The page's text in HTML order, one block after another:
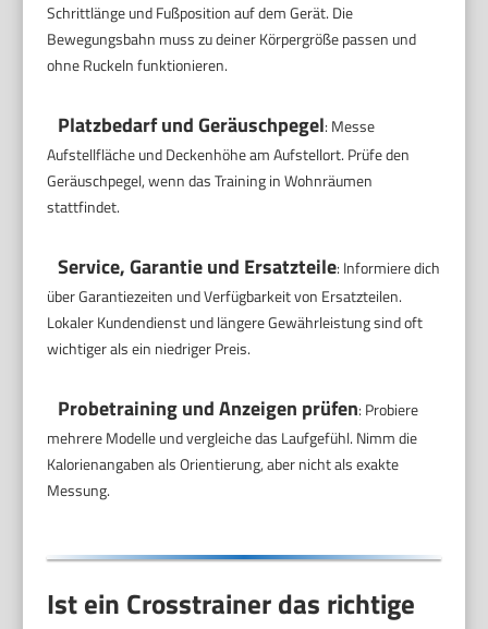
Schrittlänge und Fußposition auf dem Gerät. Die
Bewegungsbahn muss zu deiner Körpergröße passen und
ohne Ruckeln funktionieren.
Platzbedarf und Geräuschpegel: Messe
Aufstellfläche und Deckenhöhe am Aufstellort. Prüfe den
Geräuschpegel, wenn das Training in Wohnräumen
stattfindet.
Service, Garantie und Ersatzteile: Informiere dich
über Garantiezeiten und Verfügbarkeit von Ersatzteilen.
Lokaler Kundendienst und längere Gewährleistung sind oft
wichtiger als ein niedriger Preis.
Probetraining und Anzeigen prüfen: Probiere
mehrere Modelle und vergleiche das Laufgefühl. Nimm die
Kalorienangaben als Orientierung, aber nicht als exakte
Messung.
Ist ein Crosstrainer das richtige